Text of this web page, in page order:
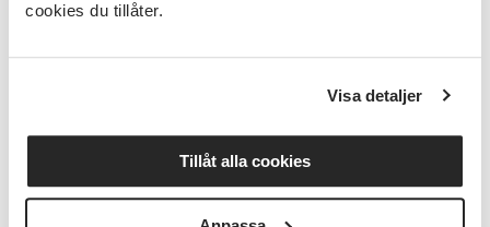
cookies du tillåter.
Visa detaljer
Tillåt alla cookies
Magnus Gustafsson har dansat i över 20 år, och har
ledarutbildningar och teknikkurser. Han tycker
mycket om Linedance, West Coast Swing, Fox och
Kontakta Veronica Josefsson,
verksamhetsutvecklare, 070-431 39 39,